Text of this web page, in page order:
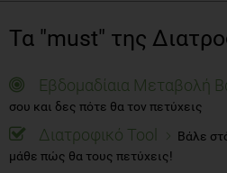
Τα "must" της
Εβδομαδίαια Μεταβολή
σου και δες πότε θα τον πετύχεις
Διατροφικό Tool
Βάλε
μάθε πώς θα τους πετύχεις!